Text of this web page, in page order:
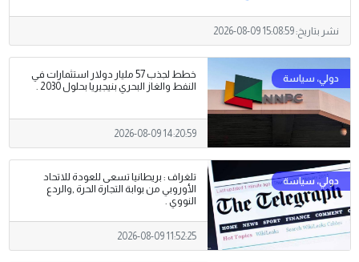
نشر بتاريخ:2026-08-09 15:08:59
خطط لجذب 57 مليار دولار استثمارات في
النفط والغاز البحري بنيجيريا بحلول 2030 .
2026-08-09 14:20:59
تلغراف : بريطانيا تسعى للعودة للاتحاد
الأوروبي من بوابة التجارة الحرة ,والردع
النووي .
2026-08-09 11:52:25